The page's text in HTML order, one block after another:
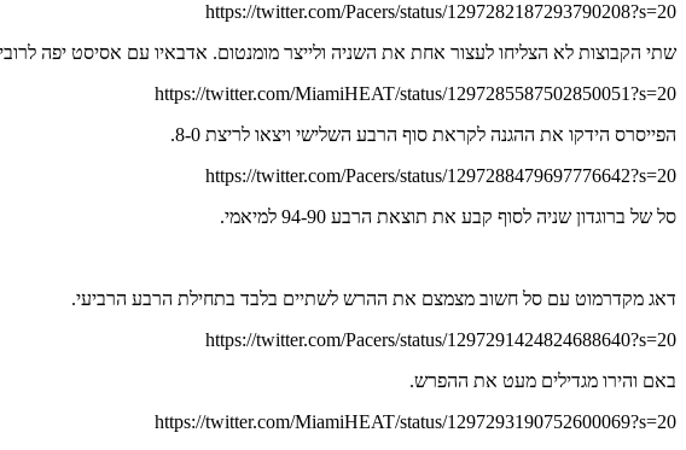
https://twitter.com/Pacers/status/1297282187293790208?s=20
שתי הקבוצות לא הצליחו לעצור אחת את השניה ולייצר מומנטום. אדבאיו עם אסיסט יפה
https://twitter.com/MiamiHEAT/status/1297285587502850051?s=20
הפייסרס הידקו את ההגנה לקראת סוף הרבע השלישי ויצאו לריצת 8-0.
https://twitter.com/Pacers/status/1297288479697776642?s=20
סל של ברוגדון שניה לסוף קבע את תוצאת הרבע 94-90 למיאמי.
דאג מקדרמוט עם סל חשוב מצמצם את ההרש לשתיים בלבד בתחילת הרבע הרביעי.
https://twitter.com/Pacers/status/1297291424824688640?s=20
באם והירו מגדילים מעט את ההפרש.
https://twitter.com/MiamiHEAT/status/1297293190752600069?s=20